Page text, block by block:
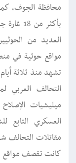
محافظة الجوف،
بأكثر
العديد من
مواقع حوثية في
تشهد منذ ثلاثة
التحالف العربي
ميليشيات
العسكري التابع
مقاتلات التحالف
كانت تقصف مواقع